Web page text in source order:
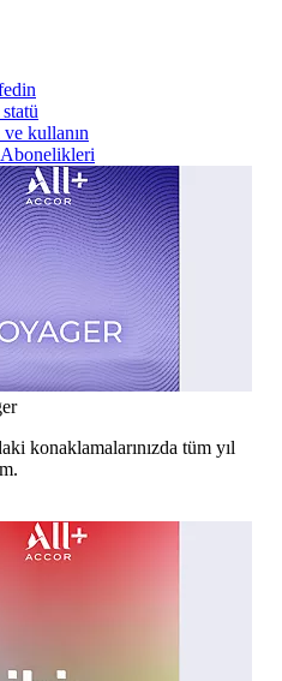
ve kullanın
konaklamalarınızda tüm yıl